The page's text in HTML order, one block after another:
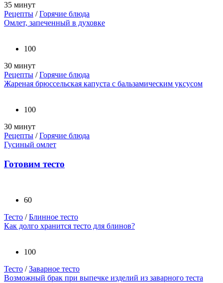
35 минут
Рецепты /Горячие блюда
Омлет, запеченный в духовке
100
30 минут
Рецепты /Горячие блюда
Жареная брюссельская капуста с бальзамическим уксусом
100
30 минут
Рецепты /Горячие блюда
Гусиный омлет
Готовим тесто
60
Тесто /Блинное тесто
Как долго хранится тесто для блинов?
100
Тесто /Заварное тесто
Возможный брак при выпечке изделий из заварного теста